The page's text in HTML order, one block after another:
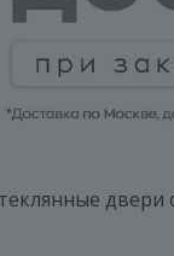
двери